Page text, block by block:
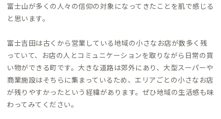
富士山が多くの人々の信仰の対象になってきたことを肌で感じる
と思います。
富士吉田は古くから営業している地域の小さなお店が数多く残
っていて、お店の人とコミュニケーションを取りながら日常の買
い物ができる町です。大きな道路は郊外にあり、大型スーパーや
商業施設はそちらに集まっているため、エリアごとの小さなお店
が残りやすかったという経緯があります。ぜひ地域の生活感も味
わってみてください。